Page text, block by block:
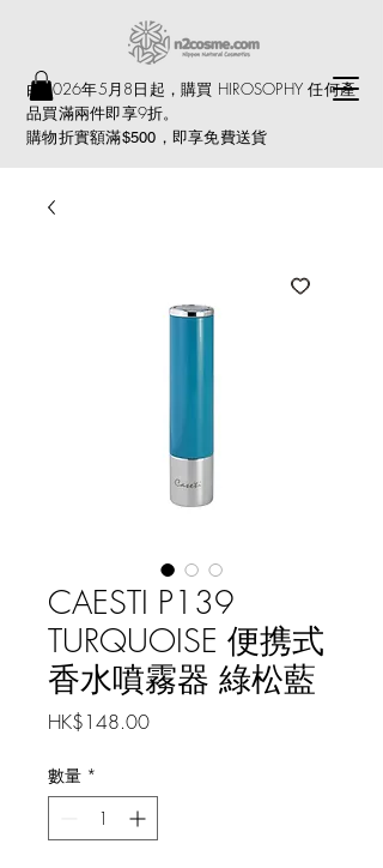
由2026年5月8日起，購買 HIROSOPHY 任何產
品買滿兩件即享9折。
購物折實額滿$500 ，即享免費送貨
CAESTI P139
TURQUOISE 便携式
香水噴霧器 綠松藍
HK$148.00價
數量 *